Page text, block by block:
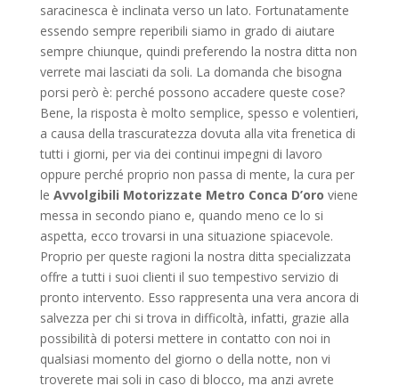
saracinesca è inclinata verso un lato. Fortunatamente
essendo sempre reperibili siamo in grado di aiutare
sempre chiunque, quindi preferendo la nostra ditta non
verrete mai lasciati da soli. La domanda che bisogna
porsi però è: perché possono accadere queste cose?
Bene, la risposta è molto semplice, spesso e volentieri,
a causa della trascuratezza dovuta alla vita frenetica di
tutti i giorni, per via dei continui impegni di lavoro
oppure perché proprio non passa di mente, la cura per
le Avvolgibili Motorizzate Metro Conca D’oro viene
messa in secondo piano e, quando meno ce lo si
aspetta, ecco trovarsi in una situazione spiacevole.
Proprio per queste ragioni la nostra ditta specializzata
offre a tutti i suoi clienti il suo tempestivo servizio di
pronto intervento. Esso rappresenta una vera ancora di
salvezza per chi si trova in difficoltà, infatti, grazie alla
possibilità di potersi mettere in contatto con noi in
qualsiasi momento del giorno o della notte, non vi
troverete mai soli in caso di blocco, ma anzi avrete